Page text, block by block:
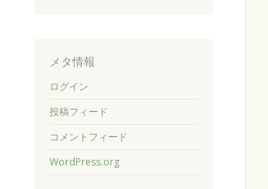
メタ情報
ログイン
投稿フィード
コメントフィード
WordPress.org